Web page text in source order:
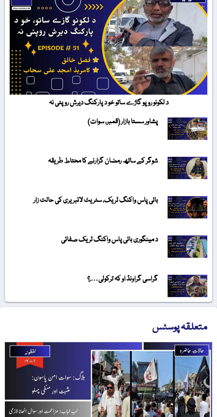
د لکونو روپو گاڑے ساتو خو د پارکنگ دیرش روپئی نہ
پشاور سستا بازار (قمبر، سوات)
شوگر کے ساتھ رمضان گزارنے کا محتاط طریقہ
بائی پاس واکنگ ٹریک، سٹریٹ لائبریری کی حالت زار
د مینگوری بائی پاس واکنگ ٹریک صفائی
گراسی گراونڈ او کہ ترکولی….؟
متعلقہ پوسٹس